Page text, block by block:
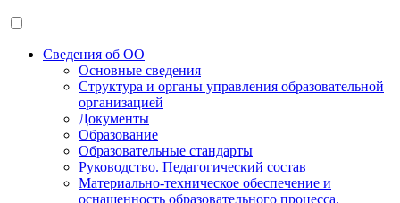
Сведения об ОО
Основные сведения
Структура и органы управления образовательной
организацией
Документы
Образование
Образовательные стандарты
Руководство. Педагогический состав
Материально-техническое обеспечение и
оснащенность образовательного процесса.